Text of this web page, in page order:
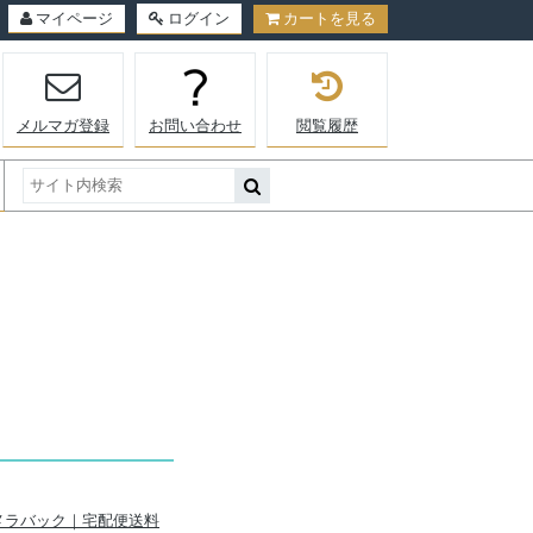
マイページ ログイン カートを見る
メルマガ登録 お問い合わせ 閲覧履歴
バック｜宅配便送料